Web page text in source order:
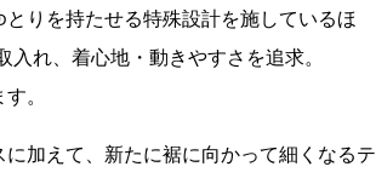
りを持たせる特殊設計を施しているほ
れ、着心地・動きやすさを追求。
。
加えて、新たに裾に向かって細くなるテ